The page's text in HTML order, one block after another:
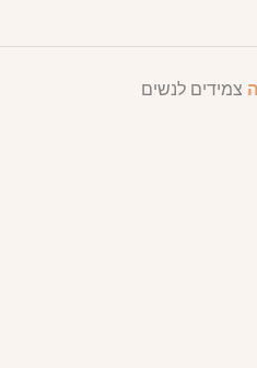
צמידים לנשים